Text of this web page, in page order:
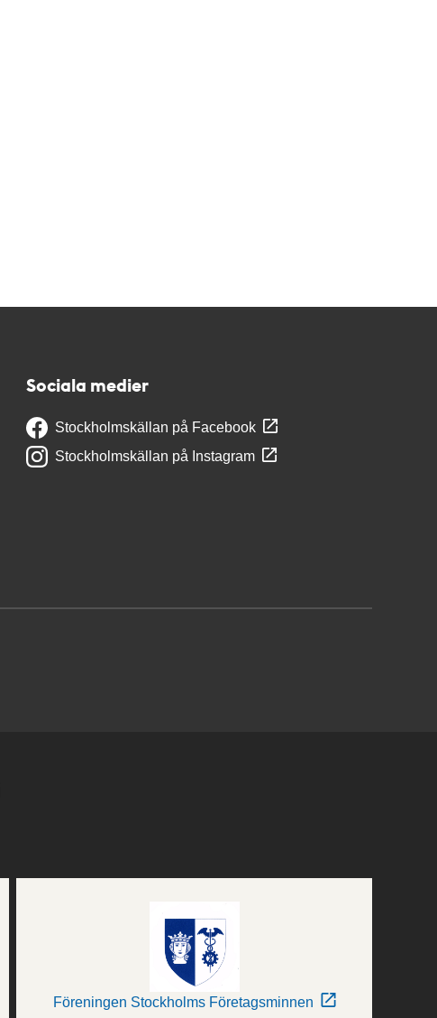
Sociala medier
Stockholmskällan på Facebook
Stockholmskällan på Instagram
Föreningen Stockholms Företagsminnen